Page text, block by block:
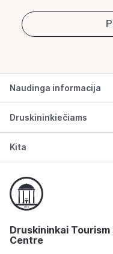
Naudinga informacija
Druskininkiečiams
Kita
Druskininkai
Centre